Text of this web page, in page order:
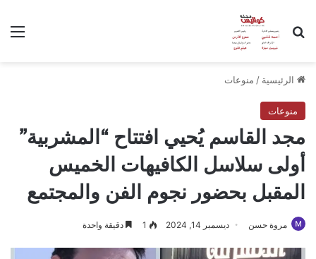
بحث عن
الرئيسية / منوعات
منوعات
مجد القاسم يُحيي افتتاح “المشربية”
أولى سلاسل الكافيهات الخميس
المقبل بحضور نجوم الفن والمجتمع
مروة حسن ديسمبر 14, 2024 1 دقيقة واحدة